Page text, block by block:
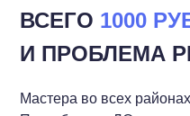
ВСЕГО 1000
И ПРОБЛЕМА
Мастера во всех